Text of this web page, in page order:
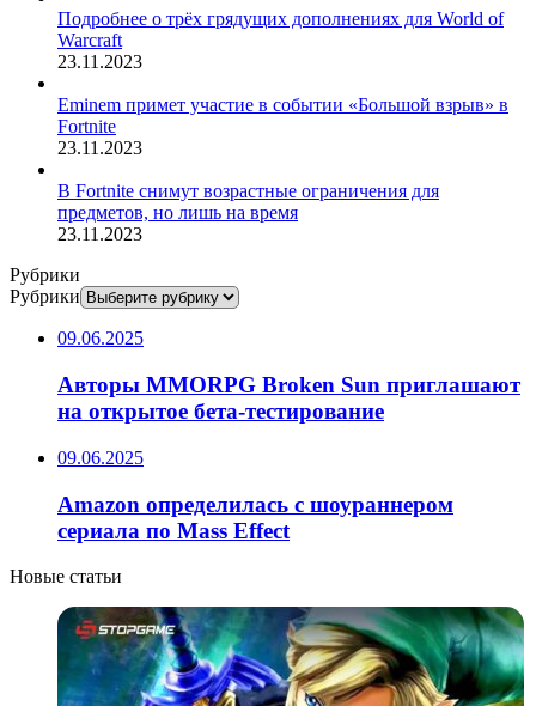
Подробнее о трёх грядущих дополнениях для World of
Warcraft
23.11.2023
Eminem примет участие в событии «Большой взрыв» в
Fortnite
23.11.2023
В Fortnite снимут возрастные ограничения для
предметов, но лишь на время
23.11.2023
Рубрики
Рубрики
09.06.2025
Авторы MMORPG Broken Sun приглашают
на открытое бета-тестирование
09.06.2025
Amazon определилась с шоураннером
сериала по Mass Effect
Новые статьи